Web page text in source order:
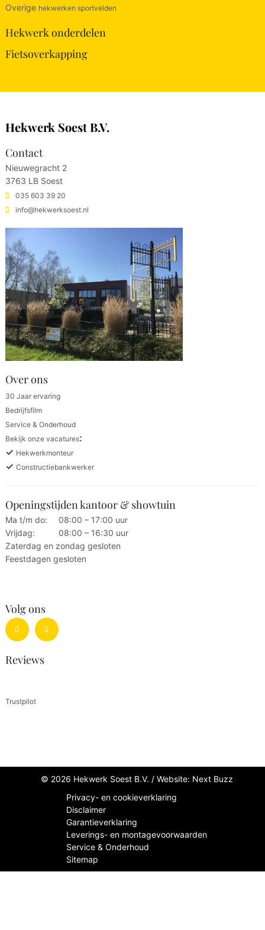
Overige hekwerken sportvelden
Hekwerk onderdelen
Fietsoverkapping
Hekwerk Soest B.V.
Contact
Nieuwegracht 2
3763 LB Soest
035 603 39 20
info@hekwerksoest.nl
Over ons
30 Jaar ervaring
Bedrijfsfilm
Service & Onderhoud
Bekijk onze vacatures:
✓ Hekwerkmonteur
✓ Constructiebankwerker
Openingstijden kantoor & showtuin
Ma t/m do:
08:00 – 17:00 uur
Vrijdag:
08:00 – 16:30 uur
Zaterdag en zondag gesloten
Feestdagen gesloten
Volg ons
Reviews
Trustpilot
© 2026 Hekwerk Soest B.V. / Website: Next Buzz
Privacy- en cookieverklaring
Disclaimer
Garantieverklaring
Leverings- en montagevoorwaarden
Service & Onderhoud
Sitemap